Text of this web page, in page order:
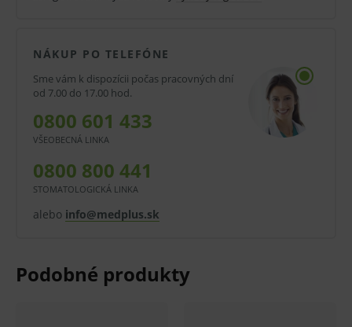
Prípravok sa používa neriedený. Desprej sa aplikuje
postrekom, prípadne zotretím. Dbajte na rovnomerné
naneseniu prípravku (rozotrieť utierkou) a pôsobenie
podčas doby expozície, prebytočné množstvo tekutiny
zotrieť po uplynutí doby expozície jednorázovou
utierkou. Nevhodný na materiály citlivé na alkohol
(plexisklo, lesklé plasty, akryláty).
Oblasť použitia:
NÁKUP PO TELEFÓNE
Sme vám k dispozícii počas pracovných dní
od 7.00 do 17.00 hod.
0800 601 433
VŠEOBECNÁ LINKA
0800 800 441
STOMATOLOGICKÁ LINKA
alebo info@medplus.sk